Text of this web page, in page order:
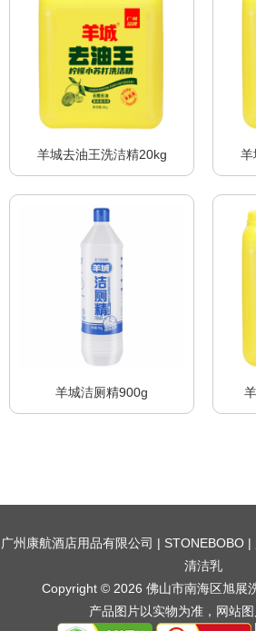
羊城去油王洗洁精20kg 羊
羊城洁厕精900g
广州康航酒店用品有限公司 | STONEBOBO |
清洁乳
Copyright © 2026 佛山市南海区旭展
产品图片以实物为准，网站